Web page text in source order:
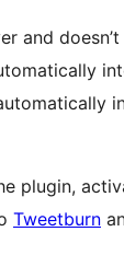
and
plugin,
Tweetburn